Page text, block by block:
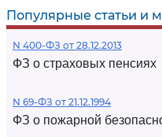
Популярные статьи и
N 400-ФЗ от 28.12.2013
ФЗ о страховых пенсиях
N 69-ФЗ от 21.12.1994
ФЗ о пожарной